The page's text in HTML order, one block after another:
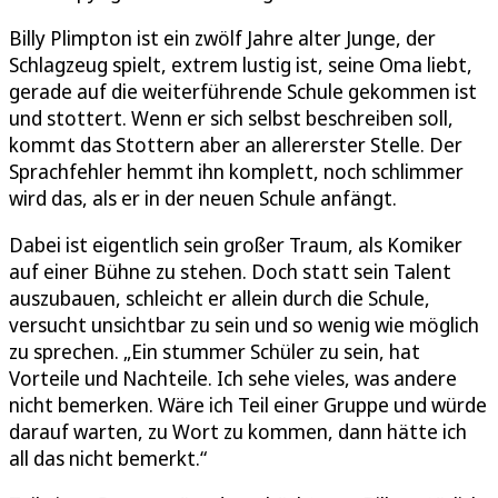
Billy Plimpton ist ein zwölf Jahre alter Junge, der
Schlagzeug spielt, extrem lustig ist, seine Oma liebt,
gerade auf die weiterführende Schule gekommen ist
und stottert. Wenn er sich selbst beschreiben soll,
kommt das Stottern aber an allererster Stelle. Der
Sprachfehler hemmt ihn komplett, noch schlimmer
wird das, als er in der neuen Schule anfängt.
Dabei ist eigentlich sein großer Traum, als Komiker
auf einer Bühne zu stehen. Doch statt sein Talent
auszubauen, schleicht er allein durch die Schule,
versucht unsichtbar zu sein und so wenig wie möglich
zu sprechen. „Ein stummer Schüler zu sein, hat
Vorteile und Nachteile. Ich sehe vieles, was andere
nicht bemerken. Wäre ich Teil einer Gruppe und würde
darauf warten, zu Wort zu kommen, dann hätte ich
all das nicht bemerkt.“